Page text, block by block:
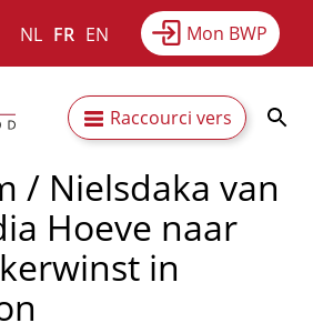
Mon BWP
NL FR EN
Equitime Actualités
À propos du BWP
Raccourci vers
/ Nielsdaka van
Hoeve naar
in